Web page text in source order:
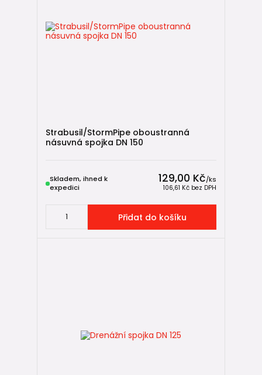
Strabusil/StormPipe oboustranná
násuvná spojka DN 150
129,00 Kč/ks
106,61 Kč bez DPH
Skladem, ihned k
expedici
Přidat do košíku